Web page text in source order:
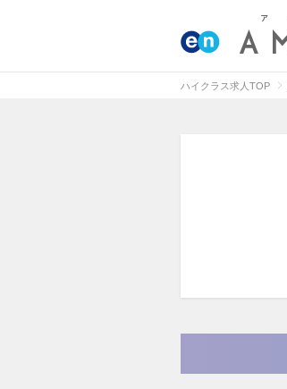
ハイクラス求人TOP